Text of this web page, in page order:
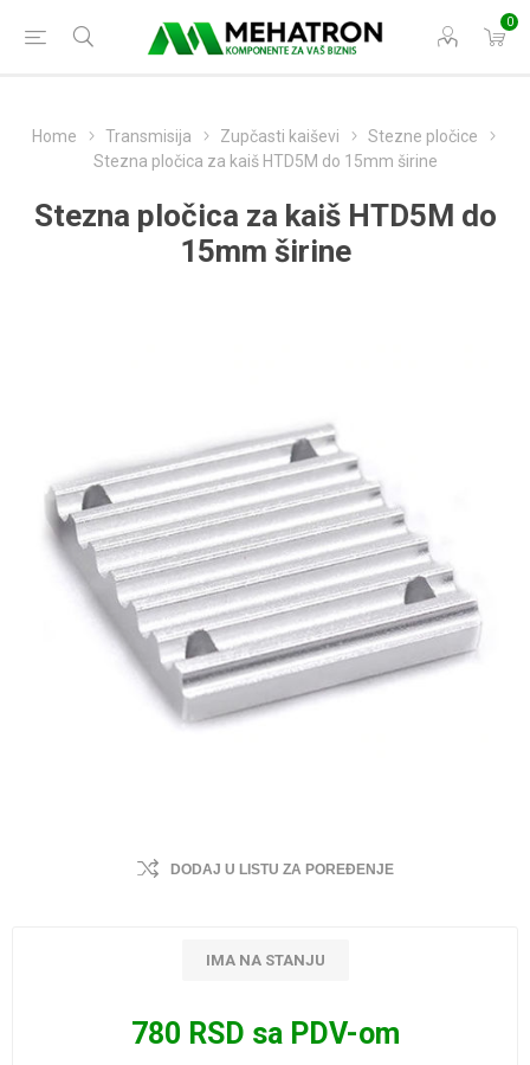
0
Home Transmisija Zupčasti kaiševi
Stezne pločice
Stezna pločica za kaiš HTD5M do 15mm širine
Stezna pločica za kaiš HTD5M do
15mm širine
DODAJ U LISTU ZA POREĐENJE
IMA NA STANJU
780 RSD sa PDV-om